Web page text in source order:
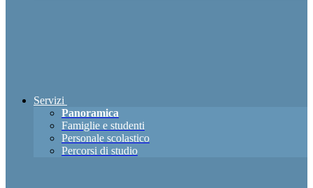
Servizi
Panoramica
Famiglie e studenti
Personale scolastico
Percorsi di studio